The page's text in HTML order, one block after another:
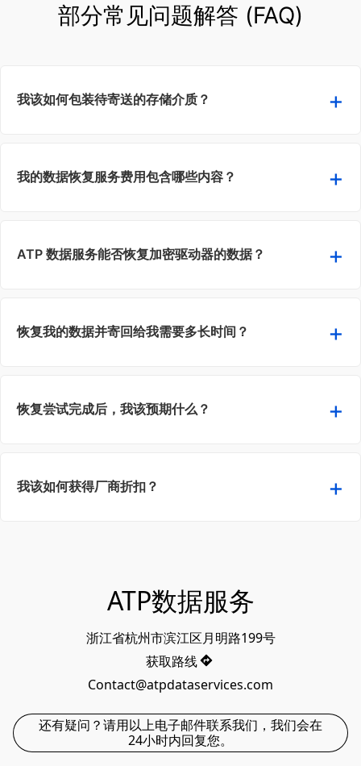
部分常见问题解答 (FAQ)
我该如何包装待寄送的存储介质？
我的数据恢复服务费用包含哪些内容？
ATP 数据服务能否恢复加密驱动器的数据？
恢复我的数据并寄回给我需要多长时间？
恢复尝试完成后，我该预期什么？
我该如何获得厂商折扣？
ATP数据服务
浙江省杭州市滨江区月明路199号
获取路线
Contact@atpdataservices.com
还有疑问？请用以上电子邮件联系我们，我们会在
24小时内回复您。